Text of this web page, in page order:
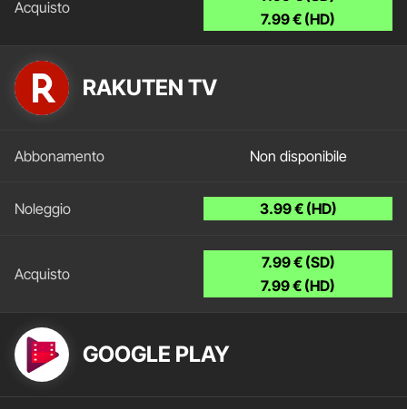
7.99 € (HD)
RAKUTEN TV
Non disponibile
3.99 € (HD)
7.99 € (SD)
7.99 € (HD)
GOOGLE PLAY